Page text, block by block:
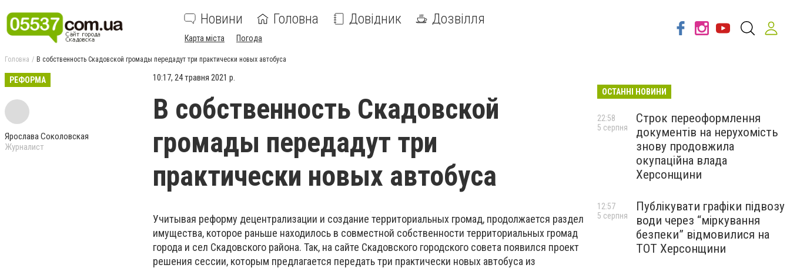
Новини Головна Довідник Дозвілля
Карта міста Погода
Головна В собственность Скадовской громады передадут три практически новых автобуса
РЕФОРМА
Ярослава Соколовская
Журналист
10:17, 24 травня 2021 р.
В собственность Скадовской
громады передадут три
практически новых автобуса
Учитывая реформу децентрализации и создание территориальных громад, продолжается раздел
имущества, которое раньше находилось в совместной собственности территориальных громад
города и сел Скадовского района. Так, на сайте Скадовского городского совета появился проект
решения сессии, которым предлагается передать три практически новых автобуса из
ОСТАННІ НОВИНИ
Строк переоформлення
документів на нерухомість
знову продовжила
окупаційна влада
Херсонщини
22:58
5 серпня
Публікувати графіки підвозу
води через “міркування
безпеки” відмовилися на
ТОТ Херсонщини
12:57
5 серпня